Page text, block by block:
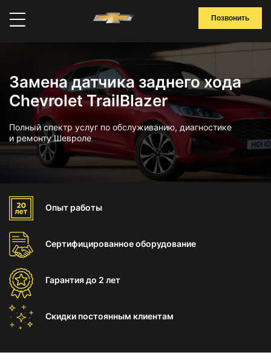
Позвонить
Замена датчика заднего хода
Chevrolet TrailBlazer
Полный спектр услуг по обслуживанию, диагностике
и ремонту Шевроле
Опыт работы
Сертифицированноеоборудование
Гарантиядо 2 лет
Скидки постоянным клиентам